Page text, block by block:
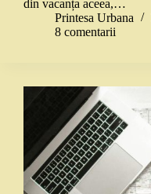
din vacanța aceea,…
Printesa Urbana
8 comentarii